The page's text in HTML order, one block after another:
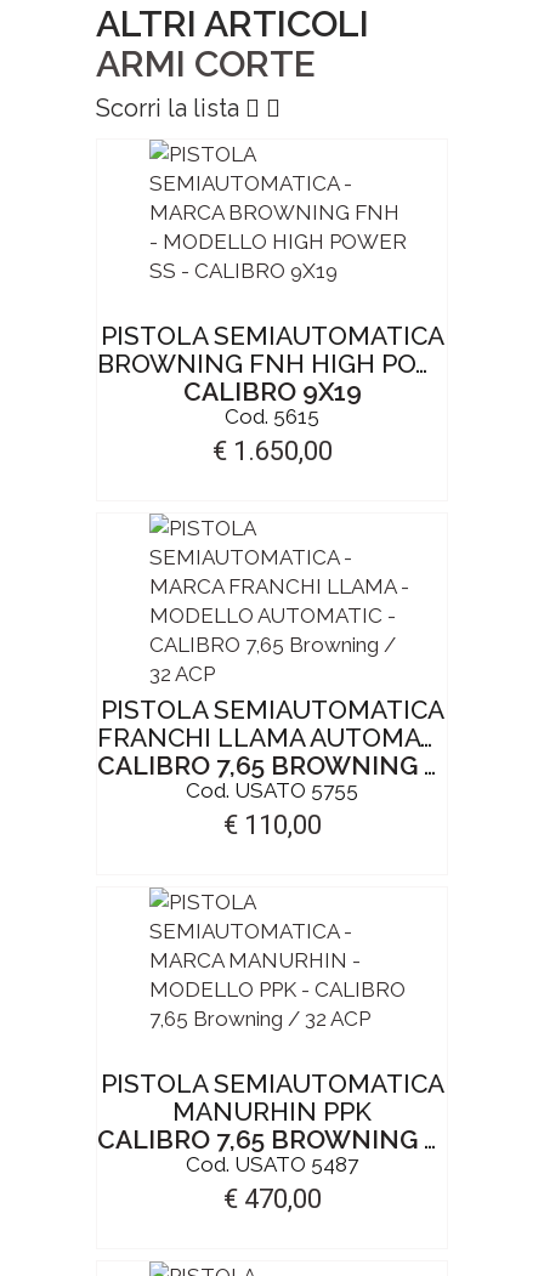
ALTRI ARTICOLI
ARMI CORTE
Scorri la lista
PISTOLA SEMIAUTOMATICA
BROWNING FNH HIGH POWER SS
CALIBRO 9X19
Cod. 5615
€ 1.650,00
PISTOLA SEMIAUTOMATICA
FRANCHI LLAMA AUTOMATIC
CALIBRO 7,65 BROWNING / 32 ACP
Cod. USATO 5755
€ 110,00
PISTOLA SEMIAUTOMATICA
MANURHIN PPK
CALIBRO 7,65 BROWNING / 32 ACP
Cod. USATO 5487
€ 470,00